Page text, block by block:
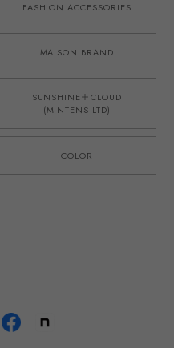
FASHION ACCESSORIES
MAISON BRAND
SUNSHINE＋CLOUD
(MINTENS LTD)
COLOR